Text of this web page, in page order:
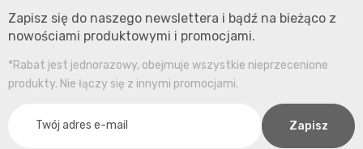
Zapisz się do naszego newslettera i bądź na bieżąco z
nowościami produktowymi i promocjami.
*Rabat jest jednorazowy, obejmuje wszystkie nieprzecenione
produkty. Nie łączy się z innymi promocjami.